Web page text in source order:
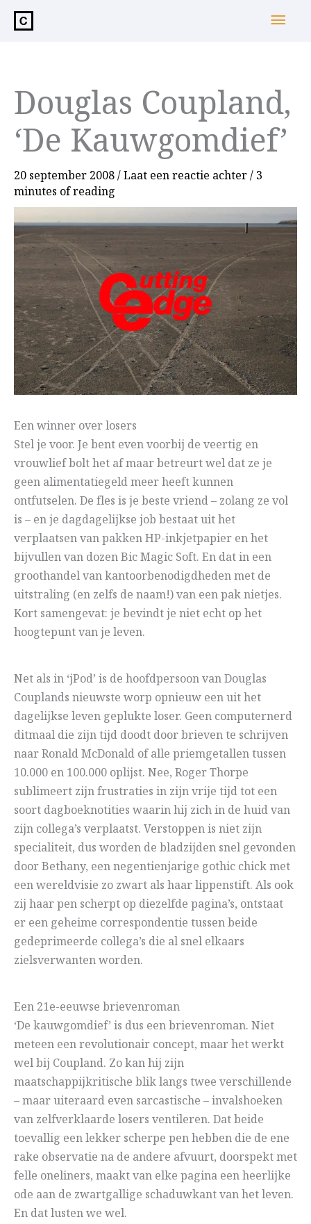
inhoud
Douglas Coupland,
‘De Kauwgomdief’
20 september 2008/Laat een reactie achter/ 3
minutes of reading
Een winner over losers
Stel je voor. Je bent even voorbij de veertig en
vrouwlief bolt het af maar betreurt wel dat ze je
geen alimentatiegeld meer heeft kunnen
ontfutselen. De fles is je beste vriend – zolang ze vol
is – en je dagdagelijkse job bestaat uit het
verplaatsen van pakken HP-inkjetpapier en het
bijvullen van dozen Bic Magic Soft. En dat in een
groothandel van kantoorbenodigdheden met de
uitstraling (en zelfs de naam!) van een pak nietjes.
Kort samengevat: je bevindt je niet echt op het
hoogtepunt van je leven.
Net als in ‘jPod’ is de hoofdpersoon van Douglas
Couplands nieuwste worp opnieuw een uit het
dagelijkse leven geplukte loser. Geen computernerd
ditmaal die zijn tijd doodt door brieven te schrijven
naar Ronald McDonald of alle priemgetallen tussen
10.000 en 100.000 oplijst. Nee, Roger Thorpe
sublimeert zijn frustraties in zijn vrije tijd tot een
soort dagboeknotities waarin hij zich in de huid van
zijn collega’s verplaatst. Verstoppen is niet zijn
specialiteit, dus worden de bladzijden snel gevonden
door Bethany, een negentienjarige gothic chick met
een wereldvisie zo zwart als haar lippenstift. Als ook
zij haar pen scherpt op diezelfde pagina’s, ontstaat
er een geheime correspondentie tussen beide
gedeprimeerde collega’s die al snel elkaars
zielsverwanten worden.
Een 21e-eeuwse brievenroman
‘De kauwgomdief’ is dus een brievenroman. Niet
meteen een revolutionair concept, maar het werkt
wel bij Coupland. Zo kan hij zijn
maatschappijkritische blik langs twee verschillende
– maar uiteraard even sarcastische – invalshoeken
van zelfverklaarde losers ventileren. Dat beide
toevallig een lekker scherpe pen hebben die de ene
rake observatie na de andere afvuurt, doorspekt met
felle oneliners, maakt van elke pagina een heerlijke
ode aan de zwartgallige schaduwkant van het leven.
En dat lusten we wel.